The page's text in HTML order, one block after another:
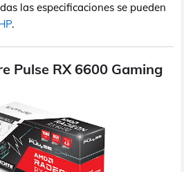
las especificaciones se pueden
.
Pulse RX 6600 Gaming